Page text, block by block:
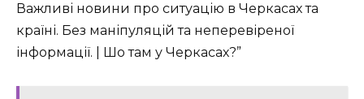
Важливі новини про ситуацію в Черкасах та
країні. Без маніпуляцій та неперевіреної
інформації. | Шо там у Черкасах?”